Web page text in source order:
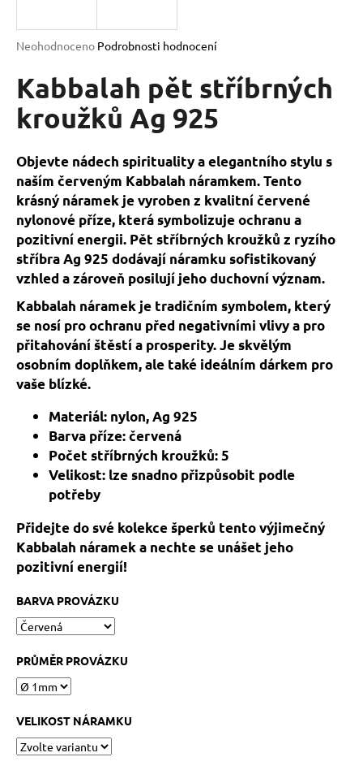
Průměrné
produktu
je
0,0
hvězdiček.
Neohodnoceno Podrobnosti hodnocení
Kabbalah pět stříbrných
kroužků Ag 925
Objevte nádech spirituality a elegantního stylu s
naším červeným Kabbalah náramkem. Tento
krásný náramek je vyroben z kvalitní červené
nylonové příze, která symbolizuje ochranu a
pozitivní energii. Pět stříbrných kroužků z ryzího
stříbra Ag 925 dodávají náramku sofistikovaný
vzhled a zároveň posilují jeho duchovní význam.
Kabbalah náramek je tradičním symbolem, který
se nosí pro ochranu před negativními vlivy a pro
přitahování štěstí a prosperity. Je skvělým
osobním doplňkem, ale také ideálním dárkem pro
vaše blízké.
Materiál: nylon, Ag 925
Barva příze: červená
Počet stříbrných kroužků: 5
Velikost: lze snadno přizpůsobit podle
potřeby
Přidejte do své kolekce šperků tento výjimečný
Kabbalah náramek a nechte se unášet jeho
pozitivní energií!
BARVA PROVÁZKU
PRŮMĚR PROVÁZKU
VELIKOST NÁRAMKU
j
t
?
HLEDAT
D
o
o
r
u
č
u
HEMATITOVÉ
–
PORVÁZKOVÝ
NÁRAMEK
Kč
Původně:
210
Kč